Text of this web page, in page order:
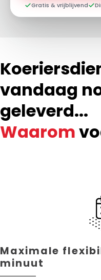
Gratis & vrijblijvend
vandaag
geleverd...
Waarom
Maximale
minuut